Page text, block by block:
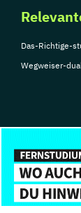
Das-Richtige-
Wegweiser-
© Copyright 2026,
Impressum
uns